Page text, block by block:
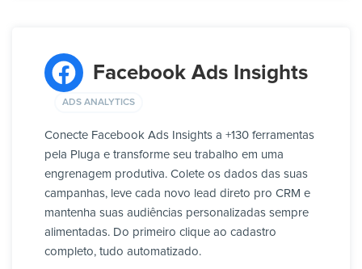
Facebook Ads Insights
ADS ANALYTICS
Conecte Facebook Ads Insights a +130 ferramentas
pela Pluga e transforme seu trabalho em uma
engrenagem produtiva. Colete os dados das suas
campanhas, leve cada novo lead direto pro CRM e
mantenha suas audiências personalizadas sempre
alimentadas. Do primeiro clique ao cadastro
completo, tudo automatizado.